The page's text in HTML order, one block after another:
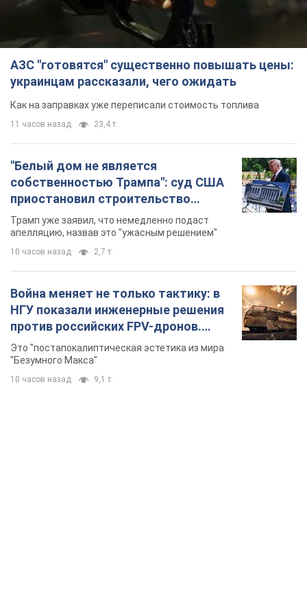
АЗС "готовятся" существенно повышать цены:
украинцам рассказали, чего ожидать
Как на заправках уже переписали стоимость топлива
11 часов назад 23,4 т.
"Белый дом не является
собственностью Трампа": суд США
приостановил строительство
бального зала стоимостью 400 млн
долларов
Трамп уже заявил, что немедленно подаст
апелляцию, назвав это "ужасным решением"
10 часов назад 2,7 т.
Война меняет не только тактику: в
НГУ показали инженерные решения
против российских FPV-дронов.
Фото
Это "постапокалиптическая эстетика из мира
"Безумного Макса"
10 часов назад 9,1 т.